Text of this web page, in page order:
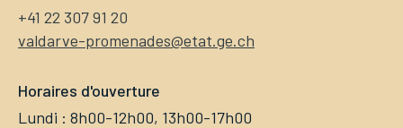
+41 22 307 91 20
valdarve-promenades@etat.ge.ch
Horaires d'ouverture
Lundi : 8h00-12h00, 13h00-17h00